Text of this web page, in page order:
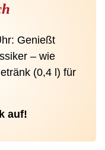
Genießt
– wie
(0,4 l) für
auf!